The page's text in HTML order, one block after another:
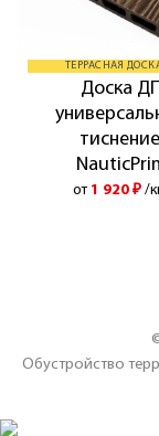
ТЕРРАСНАЯ
Доска
от 1 920 ₽ /
Обустройство